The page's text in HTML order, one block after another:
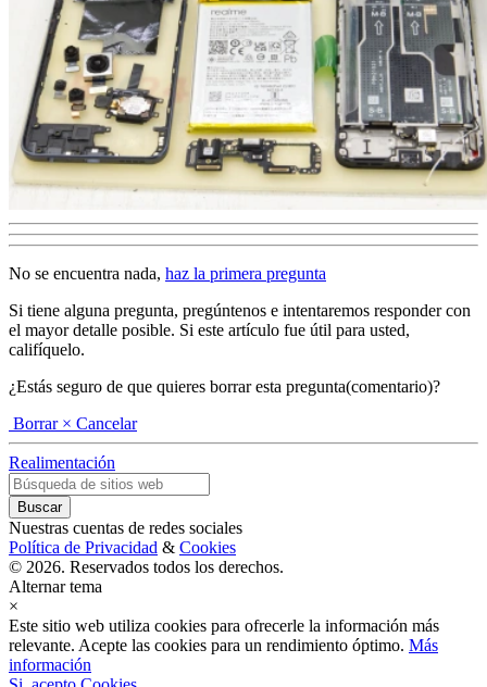
No se encuentra nada, haz la primera pregunta
Si tiene alguna pregunta, pregúntenos e intentaremos responder con
el mayor detalle posible. Si este artículo fue útil para usted,
califíquelo.
¿Estás seguro de que quieres borrar esta pregunta(comentario)?
Borrar × Cancelar
Realimentación
Nuestras cuentas de redes sociales
Política de Privacidad & Cookies
© 2026. Reservados todos los derechos.
Alternar tema
×
Este sitio web utiliza cookies para ofrecerle la información más
relevante. Acepte las cookies para un rendimiento óptimo. Más
información